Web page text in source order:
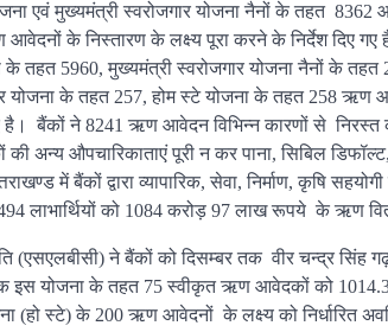
एवं मुख्यमंत्री स्वरोजगार योजना नैनों के तहत
के निस्तारण के लक्ष्य पूरा करने के निर्देश दिए
के तहत 5960, मुख्यमंत्री स्वरोजगार योजना नैनों के
योजना के तहत 257, होम स्टे योजना के तहत 258 ऋण
बैंकों ने 8241 ऋण आवेदन विभिन्न कारणों से निरस्त
की अन्य औपचारिकाताएं पूरी न कर पाना, सिबिल
में बैंकों द्वारा व्यापारिक, सेवा, निर्माण, कृषि
लाभार्थियों को 1084 करोड़ 97 लाख रूपये के ऋण
(एसएलबीसी) ने बैंकों को दिसम्बर तक वीर चन्द्र
इस योजना के तहत 75 स्वीकृत ऋण आवेदकों को
(हो स्टे) के 200 ऋण आवेदनों के लक्ष्य को निर्धारित